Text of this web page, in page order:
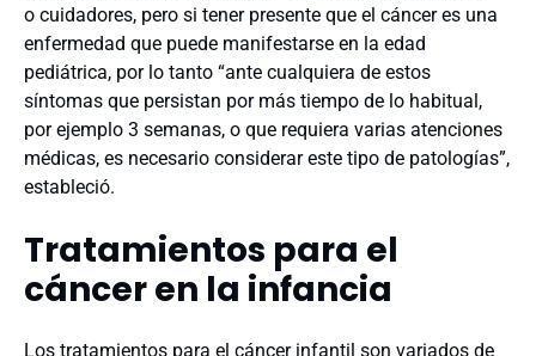
o cuidadores, pero si tener presente que el cáncer es una
enfermedad que puede manifestarse en la edad
pediátrica, por lo tanto “ante cualquiera de estos
síntomas que persistan por más tiempo de lo habitual,
por ejemplo 3 semanas, o que requiera varias atenciones
médicas, es necesario considerar este tipo de patologías”,
estableció.
Tratamientos para el
cáncer en la infancia
Los tratamientos para el cáncer infantil son variados de